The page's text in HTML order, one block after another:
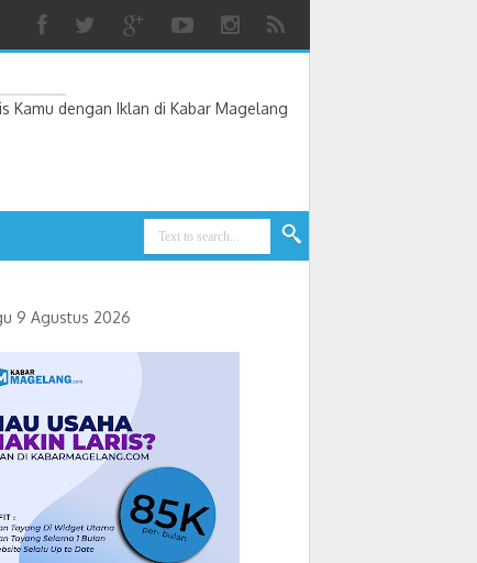
Kamu dengan Iklan di Kabar Magelang
9 Agustus 2026